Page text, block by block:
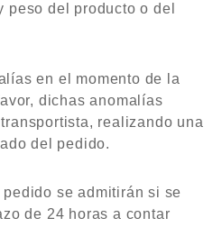
peso del producto o del
en el momento de la
dichas anomalías
realizando una
del pedido.
se admitirán si se
de 24 horas a contar